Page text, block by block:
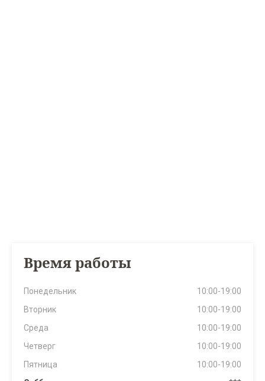
Время работы
Понедельник
10:00-19:00
Вторник
10:00-19:00
Среда
10:00-19:00
Четверг
10:00-19:00
Пятница
10:00-19:00